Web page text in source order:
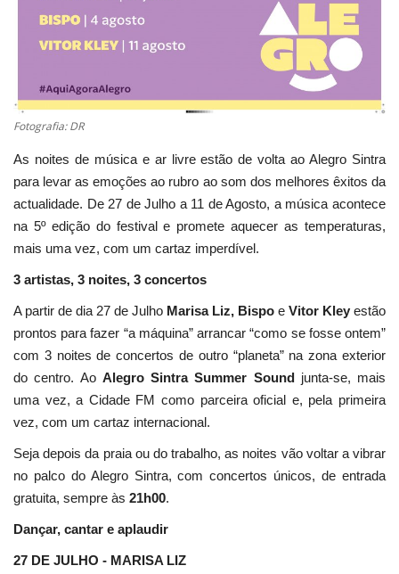
Fotografia: DR
As noites de música e ar livre estão de volta ao Alegro Sintra
para levar as emoções ao rubro ao som dos melhores êxitos da
actualidade. De 27 de Julho a 11 de Agosto, a música acontece
na 5º edição do festival e promete aquecer as temperaturas,
mais uma vez, com um cartaz imperdível.
3 artistas, 3 noites, 3 concertos
A partir de dia 27 de Julho Marisa Liz, Bispo e Vitor Kley estão
prontos para fazer “a máquina” arrancar “como se fosse ontem”
com 3 noites de concertos de outro “planeta” na zona exterior
do centro. Ao Alegro Sintra Summer Soundjunta-se, mais
uma vez, a Cidade FM como parceira oficial e, pela primeira
vez, com um cartaz internacional.
Seja depois da praia ou do trabalho, as noites vão voltar a vibrar
no palco do Alegro Sintra, com concertos únicos, de entrada
gratuita, sempre às 21h00.
Dançar, cantar e aplaudir
27 DE JULHO - MARISA LIZ